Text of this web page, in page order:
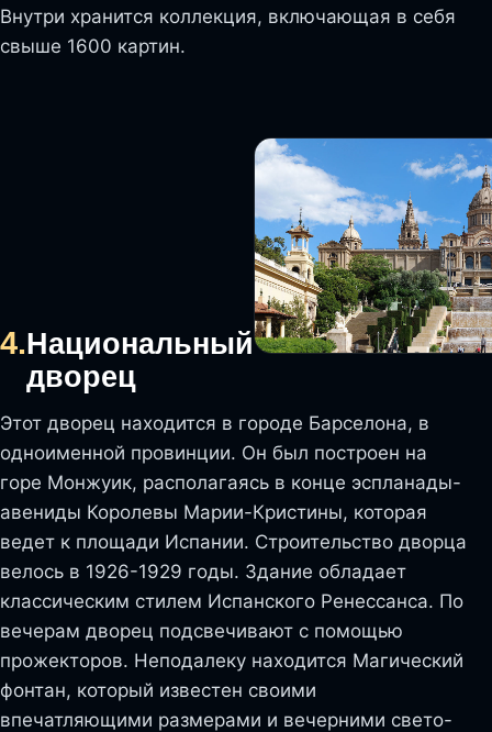
Внутри хранится коллекция, включающая в себя
свыше 1600 картин.
4.Национальный
дворец
Этот дворец находится в городе Барселона, в
одноименной провинции. Он был построен на
горе Монжуик, располагаясь в конце эспланады-
авениды Королевы Марии-Кристины, которая
ведет к площади Испании. Строительство дворца
велось в 1926-1929 годы. Здание обладает
классическим стилем Испанского Ренессанса. По
вечерам дворец подсвечивают с помощью
прожекторов. Неподалеку находится Магический
фонтан, который известен своими
впечатляющими размерами и вечерними свето-